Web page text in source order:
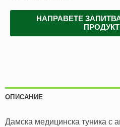
НАПРАВЕТЕ
ПРОДУКТ
ОПИСАНИЕ
Дамска медицинска туника с